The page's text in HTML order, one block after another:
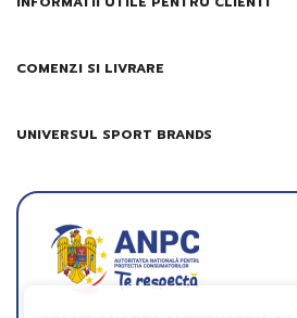
COMENZI SI LIVRARE
UNIVERSUL SPORT BRANDS